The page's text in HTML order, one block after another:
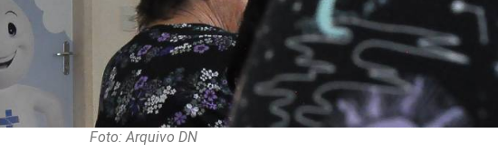
Foto: Arquivo DN